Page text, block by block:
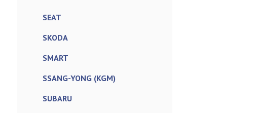
SEAT
SKODA
SMART
SSANG-YONG (KGM)
SUBARU